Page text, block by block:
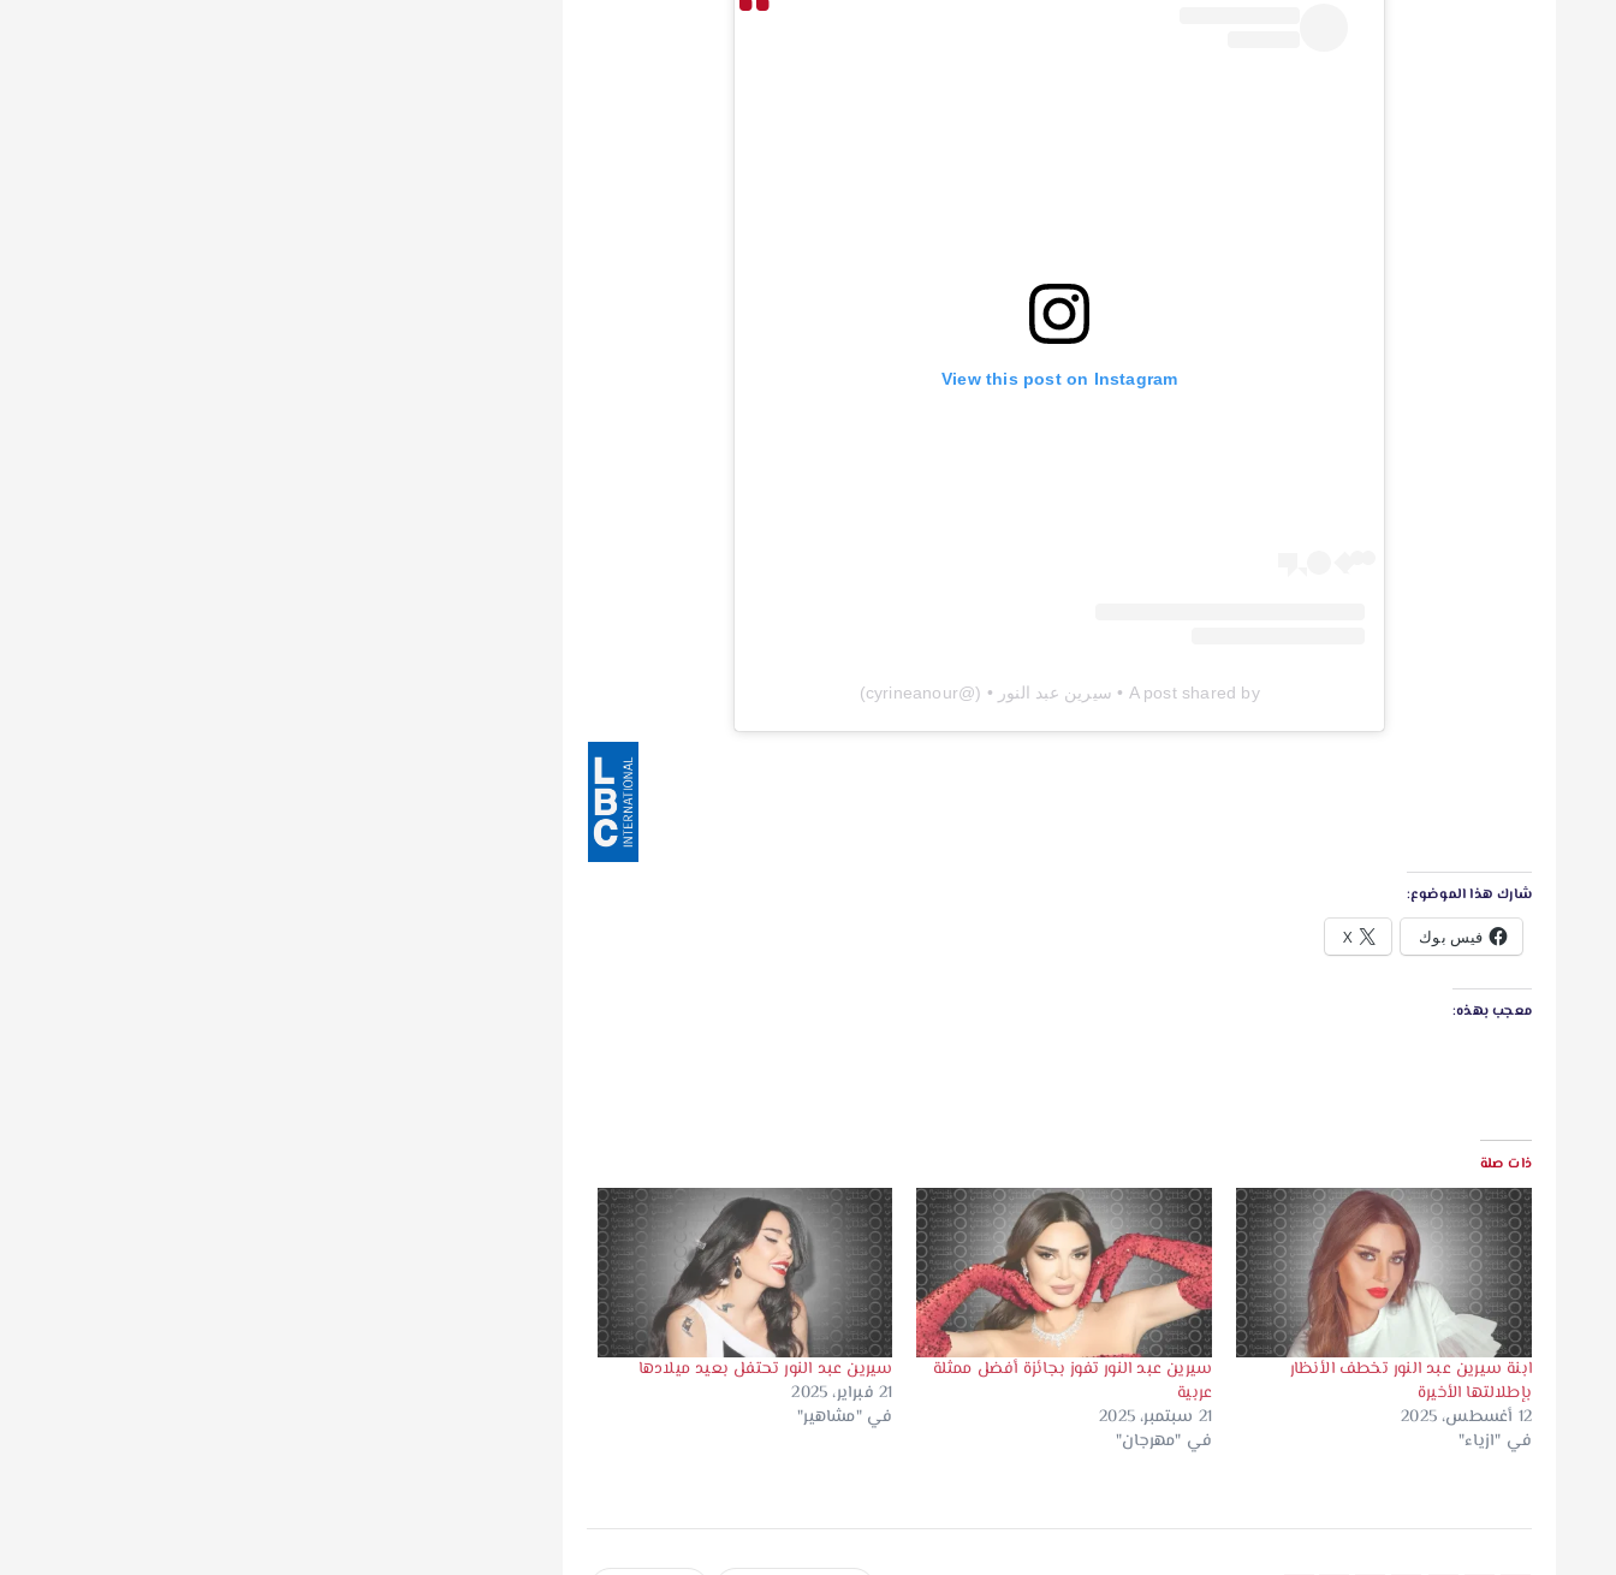
View this post on Instagram
A post shared by • سيرين عبد النور • (@cyrineanour)
شارك هذا الموضوع:
فيس بوك X
معجب بهذه:
ذات صلة
ابنة سيرين عبد النور تخطف الأنظار
بإطلالتها الأخيرة
12 أغسطس، 2025
في "ازياء"
سيرين عبد النور تفوز بجائزة أفضل ممثلة
عربية
21 سبتمبر، 2025
في "مهرجان"
سيرين عبد النور تحتفل بعيد ميلادها
21 فبراير، 2025
في "مشاهير"